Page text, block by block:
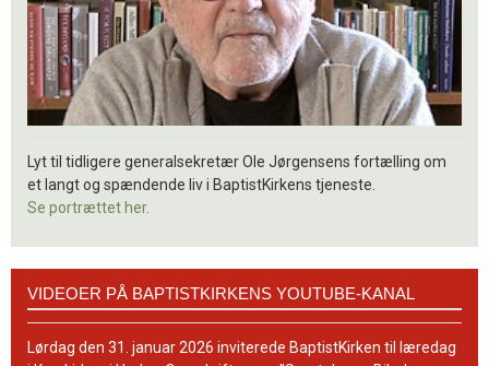
Lyt til tidligere generalsekretær Ole Jørgensens fortælling om
et langt og spændende liv i BaptistKirkens tjeneste.
Se portrættet her.
BaptistKirkens
YouTube-
VIDEOER PÅ BAPTISTKIRKENS YOUTUBE-KANAL
Lørdag den 31. januar 2026 inviterede BaptistKirken til læredag